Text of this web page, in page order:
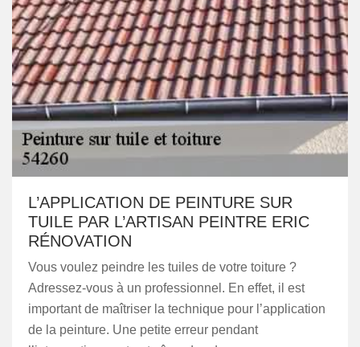
L’APPLICATION DE PEINTURE SUR
TUILE PAR L’ARTISAN PEINTRE ERIC
RÉNOVATION
Vous voulez peindre les tuiles de votre toiture ?
Adressez-vous à un professionnel. En effet, il est
important de maîtriser la technique pour l’application
de la peinture. Une petite erreur pendant